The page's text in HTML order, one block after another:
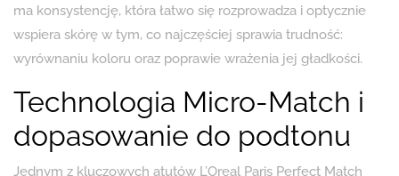
ma konsystencję, która łatwo się rozprowadza i optycznie
wspiera skórę w tym, co najczęściej sprawia trudność:
wyrównaniu koloru oraz poprawie wrażenia jej gładkości.
Technologia Micro-Match i
dopasowanie do podtonu
Jednym z kluczowych atutów L’Oreal Paris Perfect Match